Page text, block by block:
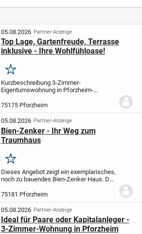
Bauplatz in zentraler Lage
05.08.2026 Partner-Anzeige
Top Lage, Gartenfreude, Terrasse
inklusive - Ihre Wohlfühloase!
Merken
Kurzbeschreibung 3-Zimmer-
Eigentumswohnung in Pforzheim-
Zimmer-Wohnung verbindet die Vorzüge
des städtischen Lebens mit einer
idyllischen Rückzugsoase. Gelegen in...
75175 Pforzheim
05.08.2026 Partner-Anzeige
Bien-Zenker - Ihr Weg zum
Traumhaus
Merken
Dieses Angebot zeigt ein exemplarisches,
noch zu bauendes Bien-Zenker Haus. Das
bereits inklusive, sowohl das
ausgewählte Haus als auch die
Ausbaustufe lassen sich...
75181 Pforzheim
05.08.2026 Partner-Anzeige
Ideal für Paare oder Kapitalanleger -
3-Zimmer-Wohnung in Pforzheim